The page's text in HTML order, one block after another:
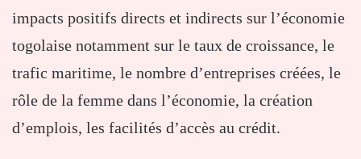
impacts positifs directs et indirects sur l’économie
togolaise notamment sur le taux de croissance, le
trafic maritime, le nombre d’entreprises créées, le
rôle de la femme dans l’économie, la création
d’emplois, les facilités d’accès au crédit.